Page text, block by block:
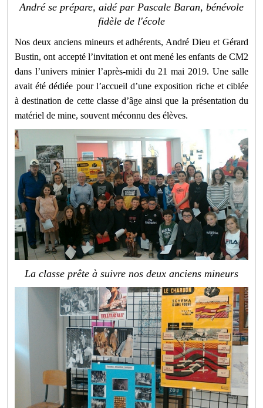
André se prépare, aidé par Pascale Baran, bénévole
fidèle de l'école
Nos deux anciens mineurs et adhérents, André Dieu et Gérard
Bustin, ont accepté l’invitation et ont mené les enfants de CM2
dans l’univers minier l’après-midi du 21 mai 2019. Une salle
avait été dédiée pour l’accueil d’une exposition riche et ciblée
à destination de cette classe d’âge ainsi que la présentation du
matériel de mine, souvent méconnu des élèves.
La classe prête à suivre nos deux anciens mineurs